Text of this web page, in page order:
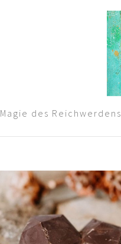
Magie des Reichwerdens